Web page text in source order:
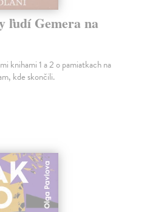
ľudí Gemera na
knihami 1 a 2 o pamiatkach na
kde skončili.